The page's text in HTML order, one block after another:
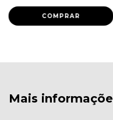
COMPRAR
Mais